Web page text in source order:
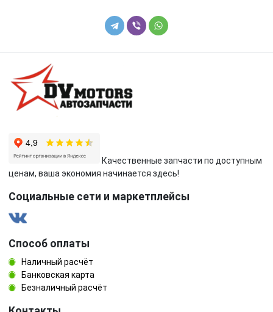
Качественные запчасти по доступным
ценам, ваша экономия начинается здесь!
Социальные сети и маркетплейсы
Способ оплаты
Наличный расчёт
Банковская карта
Безналичный расчёт